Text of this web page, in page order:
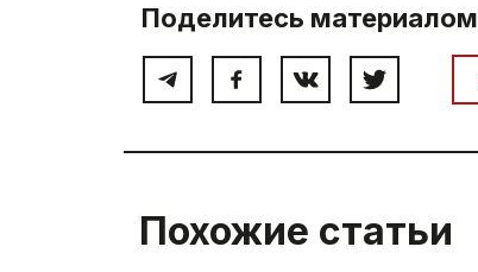
Поделитесь материалом
Похожие статьи